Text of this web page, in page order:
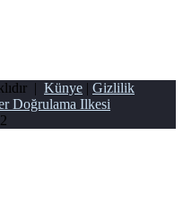
| Künye | Gizlilik
Doğrulama Ilkesi